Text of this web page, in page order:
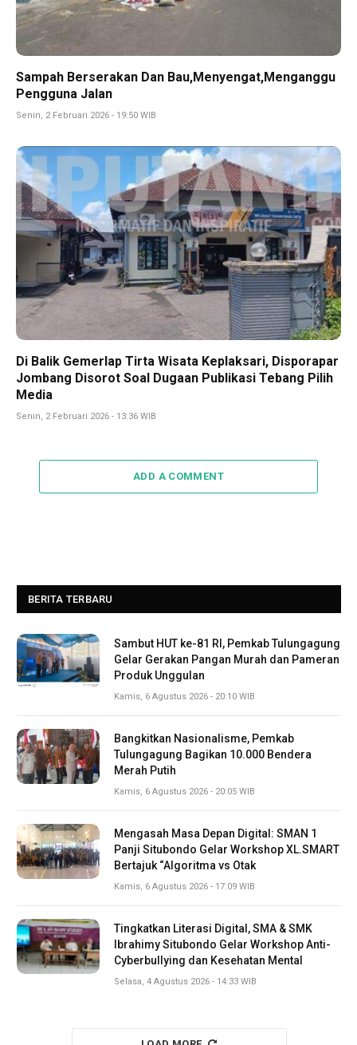
Sampah Berserakan Dan Bau,Menyengat,Menganggu
Pengguna Jalan
Senin, 2 Februari 2026 - 19:50 WIB
Di Balik Gemerlap Tirta Wisata Keplaksari, Disporapar
Jombang Disorot Soal Dugaan Publikasi Tebang Pilih
Media
Senin, 2 Februari 2026 - 13:36 WIB
ADD A COMMENT
BERITA TERBARU
Sambut HUT ke-81 RI, Pemkab Tulungagung
Gelar Gerakan Pangan Murah dan Pameran
Produk Unggulan
Kamis, 6 Agustus 2026 - 20:10 WIB
Bangkitkan Nasionalisme, Pemkab
Tulungagung Bagikan 10.000 Bendera
Merah Putih
Kamis, 6 Agustus 2026 - 20:05 WIB
Mengasah Masa Depan Digital: SMAN 1
Panji Situbondo Gelar Workshop XL.SMART
Bertajuk “Algoritma vs Otak
Kamis, 6 Agustus 2026 - 17:09 WIB
Tingkatkan Literasi Digital, SMA & SMK
Ibrahimy Situbondo Gelar Workshop Anti-
Cyberbullying dan Kesehatan Mental
Selasa, 4 Agustus 2026 - 14:33 WIB